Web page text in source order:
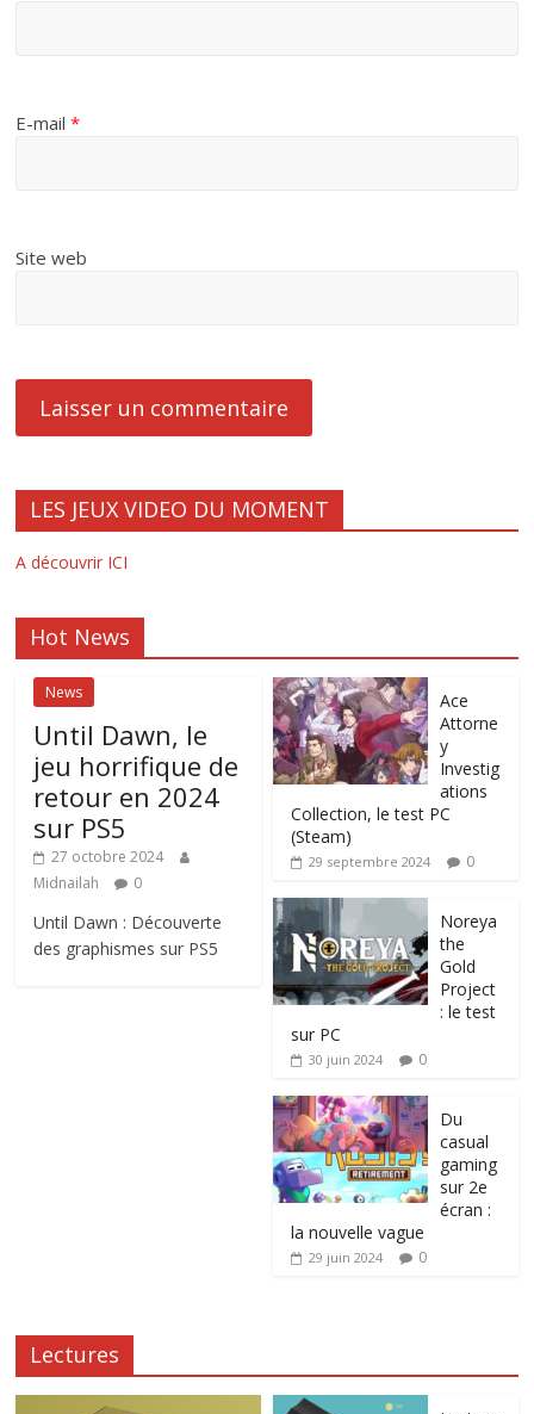
E-mail*
Site web
LES JEUX VIDEO DU MOMENT
A découvrir ICI
Hot News
News
Until Dawn, le
jeu horrifique de
retour en 2024
sur PS5
27 octobre 2024
Midnailah
0
Until Dawn : Découverte
des graphismes sur PS5
Ace
Attorne
y
Investig
ations
Collection, le test PC
(Steam)
29 septembre 2024 0
Noreya
the
Gold
Project
: le test
sur PC
30 juin 2024 0
Du
casual
gaming
sur 2e
écran :
la nouvelle vague
29 juin 2024 0
Lectures